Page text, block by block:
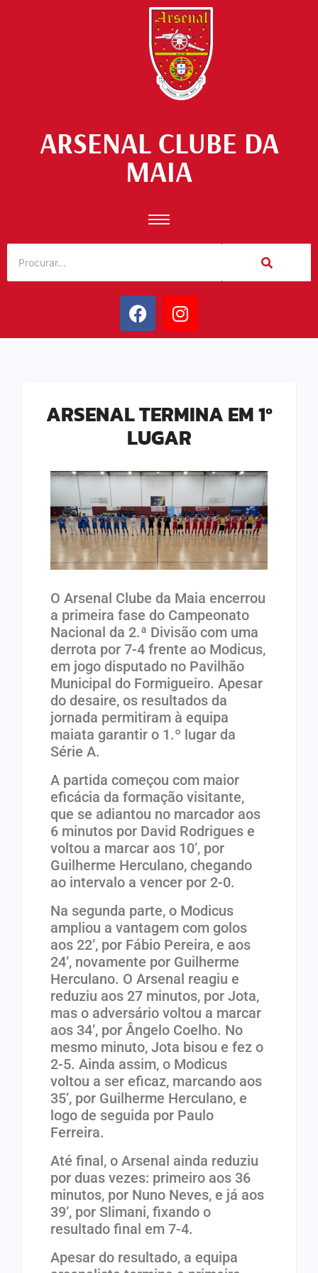
ARSENAL CLUBE DA
MAIA
ARSENAL TERMINA EM 1º
LUGAR
O Arsenal Clube da Maia encerrou
a primeira fase do Campeonato
Nacional da 2.ª Divisão com uma
derrota por 7-4 frente ao Modicus,
em jogo disputado no Pavilhão
Municipal do Formigueiro. Apesar
do desaire, os resultados da
jornada permitiram à equipa
maiata garantir o 1.º lugar da
Série A.
A partida começou com maior
eficácia da formação visitante,
que se adiantou no marcador aos
6 minutos por David Rodrigues e
voltou a marcar aos 10’, por
Guilherme Herculano, chegando
ao intervalo a vencer por 2-0.
Na segunda parte, o Modicus
ampliou a vantagem com golos
aos 22’, por Fábio Pereira, e aos
24’, novamente por Guilherme
Herculano. O Arsenal reagiu e
reduziu aos 27 minutos, por Jota,
mas o adversário voltou a marcar
aos 34’, por Ângelo Coelho. No
mesmo minuto, Jota bisou e fez o
2-5. Ainda assim, o Modicus
voltou a ser eficaz, marcando aos
35’, por Guilherme Herculano, e
logo de seguida por Paulo
Ferreira.
Até final, o Arsenal ainda reduziu
por duas vezes: primeiro aos 36
minutos, por Nuno Neves, e já aos
39’, por Slimani, fixando o
resultado final em 7-4.
Apesar do resultado, a equipa